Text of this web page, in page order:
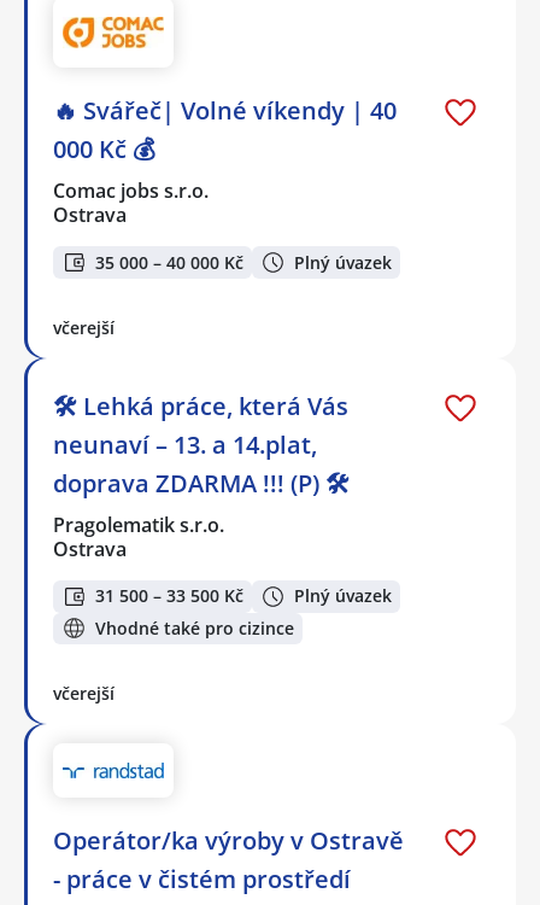
🔥 Svářeč| Volné víkendy | 40
000 Kč 💰
Comac jobs s.r.o.
Ostrava
35 000 – 40 000 Kč Plný úvazek
včerejší
🛠️ Lehká práce, která Vás
neunaví – 13. a 14.plat,
doprava ZDARMA !!! (P) 🛠️
Pragolematik s.r.o.
Ostrava
31 500 – 33 500 Kč
Plný úvazek
Vhodné také pro cizince
včerejší
Operátor/ka výroby v Ostravě
- práce v čistém prostředí